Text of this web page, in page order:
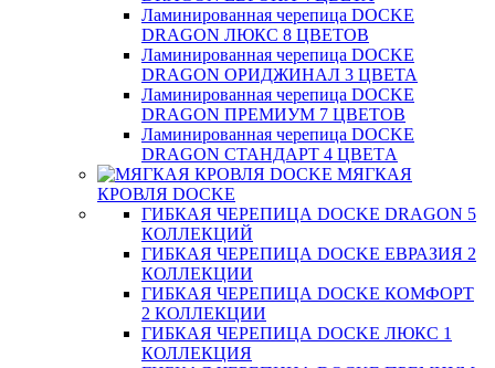
Ламинированная черепица DOCKE
DRAGON ЛЮКС 8 ЦВЕТОВ
Ламинированная черепица DOCKE
DRAGON ОРИДЖИНАЛ 3 ЦВЕТА
Ламинированная черепица DOCKE
DRAGON ПРЕМИУМ 7 ЦВЕТОВ
Ламинированная черепица DOCKE
DRAGON СТАНДАРТ 4 ЦВЕТA
МЯГКАЯ
КРОВЛЯ DOCKE
ГИБКАЯ ЧЕРЕПИЦА DOCKE DRAGON 5
КОЛЛЕКЦИЙ
ГИБКАЯ ЧЕРЕПИЦА DOCKE ЕВРАЗИЯ 2
КОЛЛЕКЦИИ
ГИБКАЯ ЧЕРЕПИЦА DOCKE КОМФОРТ
2 КОЛЛЕКЦИИ
ГИБКАЯ ЧЕРЕПИЦА DOCKE ЛЮКС 1
КОЛЛЕКЦИЯ